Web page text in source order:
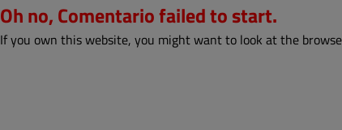
Oh no, Comentario failed to start.
If you own this website, you might want to look at the